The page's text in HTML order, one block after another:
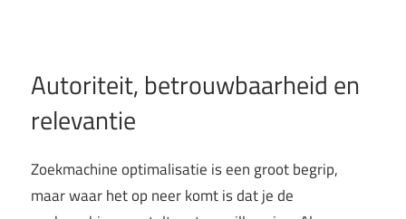
Autoriteit, betrouwbaarheid en
relevantie
Zoekmachine optimalisatie is een groot begrip,
maar waar het op neer komt is dat je de